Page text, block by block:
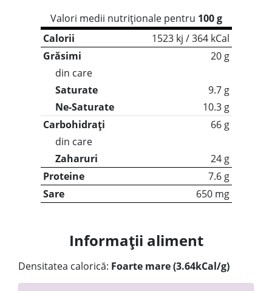
Valori medii nutriționale pentru 100 g
Calorii
1523 kj / 364 kCal
Grăsimi
20 g
din care
Saturate
9.7 g
Ne-Saturate
10.3 g
Carbohidrați
66 g
din care
Zaharuri
24 g
Proteine
7.6 g
Sare
650 mg
Informații aliment
Densitatea calorică: Foarte mare (3.64kCal/g)